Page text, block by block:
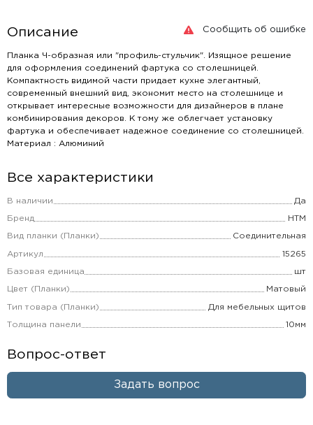
Сообщить об ошибке
Описание
Планка Ч-образная или "профиль-стульчик". Изящное решение
для оформления соединений фартука со столешницей.
Компактность видимой части придает кухне элегантный,
современный внешний вид, экономит место на столешнице и
открывает интересные возможности для дизайнеров в плане
комбинирования декоров. К тому же облегчает установку
фартука и обеспечивает надежное соединение со столешницей.
Материал : Алюминий
Все характеристики
В наличии Да
Бренд НТМ
Вид планки (Планки) Соединительная
Артикул 15265
Базовая единица шт
Цвет (Планки) Матовый
Тип товара (Планки) Для мебельных щитов
Толщина панели 10мм
Вопрос-ответ
Задать вопрос